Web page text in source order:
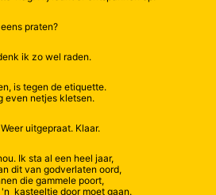
praten?
ik zo wel raden.
is tegen de etiquette.
even netjes kletsen.
uitgepraat. Klaar.
Ik sta al een heel jaar,
dit van godverlaten oord,
die gammele poort,
kasteeltje door moet gaan.